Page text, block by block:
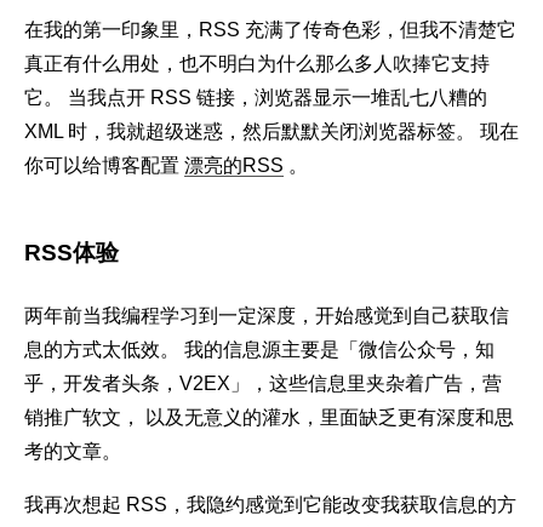
在我的第一印象里，RSS 充满了传奇色彩，但我不清楚它
真正有什么用处，也不明白为什么那么多人吹捧它支持
它。 当我点开 RSS 链接，浏览器显示一堆乱七八糟的
XML 时，我就超级迷惑，然后默默关闭浏览器标签。 现在
你可以给博客配置 漂亮的RSS 。
RSS体验
两年前当我编程学习到一定深度，开始感觉到自己获取信
息的方式太低效。 我的信息源主要是「微信公众号，知
乎，开发者头条，V2EX」，这些信息里夹杂着广告，营
销推广软文， 以及无意义的灌水，里面缺乏更有深度和思
考的文章。
我再次想起 RSS，我隐约感觉到它能改变我获取信息的方